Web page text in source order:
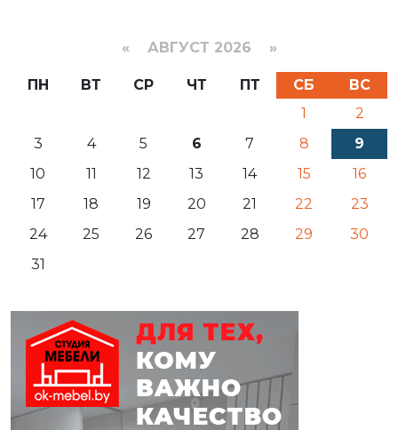
« АВГУСТ 2026 »
ПН ВТ СР ЧТ ПТ СБ
ВС
1
2
3
4 5 6 7 8
9
10
11 12 13 14 15
16
17
18 19 20 21 22
23
24
25 26 27 28 29
30
31